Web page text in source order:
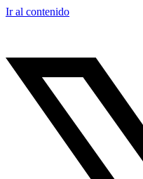
Ir al contenido